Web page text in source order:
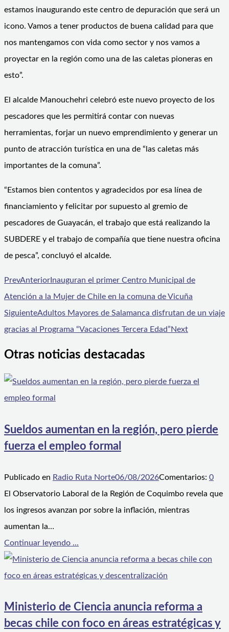
estamos inaugurando este centro de depuración que será un
icono. Vamos a tener productos de buena calidad para que
nos mantengamos con vida como sector y nos vamos a
proyectar en la región como una de las caletas pioneras en
esto”.
El alcalde Manouchehri celebró este nuevo proyecto de los
pescadores que les permitirá contar con nuevas
herramientas, forjar un nuevo emprendimiento y generar un
punto de atracción turística en una de “las caletas más
importantes de la comuna”.
“Estamos bien contentos y agradecidos por esa línea de
financiamiento y felicitar por supuesto al gremio de
pescadores de Guayacán, el trabajo que está realizando la
SUBDERE y el trabajo de compañía que tiene nuestra oficina
de pesca”, concluyó el alcalde.
PrevAnteriorInauguran el primer Centro Municipal de
Atención a la Mujer de Chile en la comuna de Vicuña
SiguienteAdultos Mayores de Salamanca disfrutan de un viaje
gracias al Programa “Vacaciones Tercera Edad”Next
Otras noticias destacadas
Sueldos aumentan en la región, pero pierde
fuerza el empleo formal
Publicado en Radio Ruta Norte06/08/2026Comentarios: 0
El Observatorio Laboral de la Región de Coquimbo revela que
los ingresos avanzan por sobre la inflación, mientras
aumentan la…
Continuar leyendo ...
Ministerio de Ciencia anuncia reforma a
becas chile con foco en áreas estratégicas y